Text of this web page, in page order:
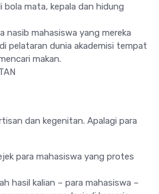
bola mata, kepala dan hidung
nasib mahasiswa yang mereka
pelataran dunia akademisi tempat
makan.
dan kegenitan. Apalagi para
para mahasiswa yang protes
hasil kalian – para mahasiswa –